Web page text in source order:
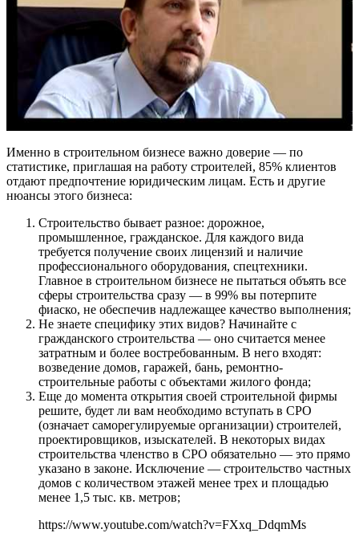
Именно в строительном бизнесе важно доверие — по
статистике, приглашая на работу строителей, 85% клиентов
отдают предпочтение юридическим лицам. Есть и другие
нюансы этого бизнеса:
Строительство бывает разное: дорожное,
промышленное, гражданское. Для каждого вида
требуется получение своих лицензий и наличие
профессионального оборудования, спецтехники.
Главное в строительном бизнесе не пытаться объять все
сферы строительства сразу — в 99% вы потерпите
фиаско, не обеспечив надлежащее качество выполнения;
Не знаете специфику этих видов? Начинайте с
гражданского строительства — оно считается менее
затратным и более востребованным. В него входят:
возведение домов, гаражей, бань, ремонтно-
строительные работы с объектами жилого фонда;
Еще до момента открытия своей строительной фирмы
решите, будет ли вам необходимо вступать в СРО
(означает саморегулируемые организации) строителей,
проектировщиков, изыскателей. В некоторых видах
строительства членство в СРО обязательно — это прямо
указано в законе. Исключение — строительство частных
домов с количеством этажей менее трех и площадью
менее 1,5 тыс. кв. метров;
https://www.youtube.com/watch?v=FXxq_DdqmMs